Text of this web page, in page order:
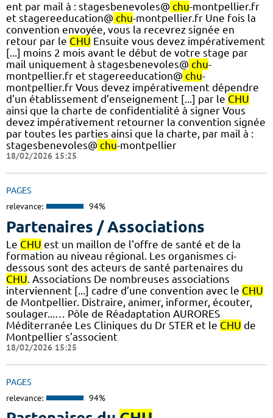
ent par mail à : stagesbenevoles@ chu-montpellier.fr
et stagereeducation@ chu-montpellier.fr Une fois la
convention envoyée, vous la recevrez signée en
retour par le CHU Ensuite vous devez impérativement
[...] moins 2 mois avant le début de votre stage par
mail uniquement à stagesbenevoles@ chu-
montpellier.fr et stagereeducation@ chu-
montpellier.fr Vous devez impérativement dépendre
d'un établissement d’enseignement [...] par le CHU
ainsi que la charte de confidentialité à signer Vous
devez impérativement retourner la convention signée
par toutes les parties ainsi que la charte, par mail à :
stagesbenevoles@ chu-montpellier
18/02/2026 15:25
PAGES
relevance: 94%
Partenaires / Associations
Le CHU est un maillon de l'offre de santé et de la
formation au niveau régional. Les organismes ci-
dessous sont des acteurs de santé partenaires du
CHU. Associations De nombreuses associations
interviennent [...] cadre d’une convention avec le CHU
de Montpellier. Distraire, animer, informer, écouter,
soulager...… Pôle de Réadaptation AURORES
Méditerranée Les Cliniques du Dr STER et le CHU de
Montpellier s’associent
18/02/2026 15:25
PAGES
relevance: 94%